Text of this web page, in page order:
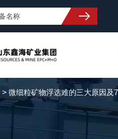
>微细粒矿物浮选难的三大原因及